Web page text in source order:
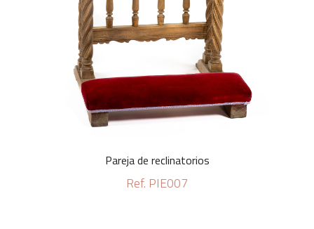
Pareja de reclinatorios
Ref. PIE007